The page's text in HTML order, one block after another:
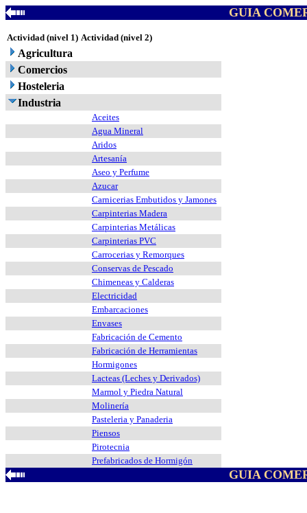
GUIA
Actividad (nivel 1) Actividad (nivel 2)
Agricultura
Comercios
Hosteleria
Industria
Aceites
Agua Mineral
Aridos
Artesanía
Aseo y Perfume
Azucar
Carnicerias Embutidos y Jamones
Carpinterias Madera
Carpinterias Metálicas
Carpinterias PVC
Carrocerias y Remorques
Conservas de Pescado
Chimeneas y Calderas
Electricidad
Embarcaciones
Envases
Fabricación de Cemento
Fabricación de Herramientas
Hormigones
Lacteas (Leches y Derivados)
Marmol y Piedra Natural
Molinería
Pasteleria y Panaderia
Piensos
Pirotecnia
Prefabricados de Hormigón
GUIA